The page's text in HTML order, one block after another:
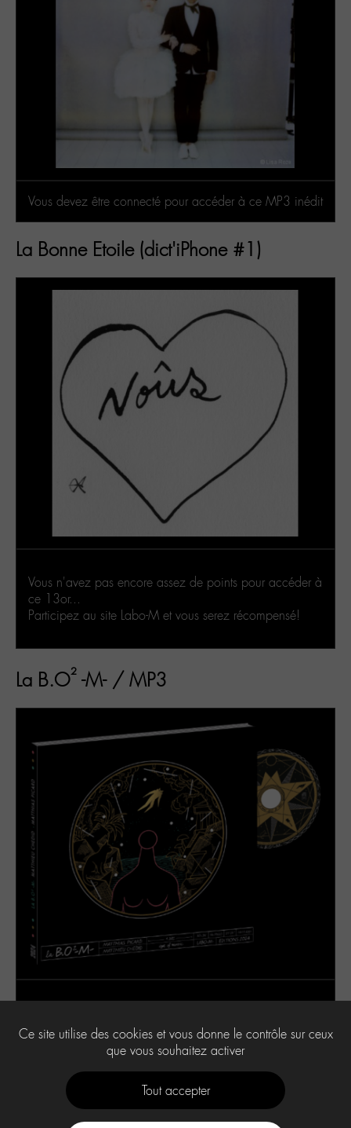
Vous devez être connecté pour accéder à ce MP3 inédit
La Bonne Etoile (dict'iPhone #1)
Vous n'avez pas encore assez de points pour accéder à
ce 13or...
Participez au site Labo-M et vous serez récompensé!
La B.O²-M- / MP3
votre compte.
Rendez-vous sur cette page pour l'ajouter :
Ce site utilise des cookies et vous donne le contrôle sur ceux
que vous souhaitez activer
Tout accepter